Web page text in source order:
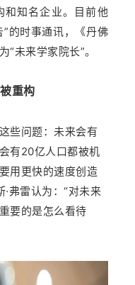
和知名企业。目前他
的时事通讯，《丹佛
未来学家院长”。
重构
些问题：未来会有
有20亿人口都被机
用更快的速度创造
弗雷认为：“对未来
要的是怎么看待